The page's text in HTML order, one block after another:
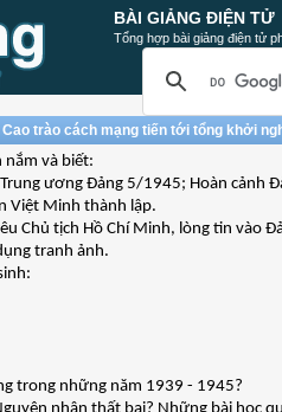
BÀI GIẢNG ĐIỆN TỬ
Tổng hợp bài giảng điện tử
trào cách mạng tiến tới tổng khởi
nắm và biết:
ương Đảng 5/1945; Hoàn
Việt Minh thành lập.
Chủ tịch Hồ Chí Minh, lòng tin vào
tranh ảnh.
trong những năm 1939 - 1945?